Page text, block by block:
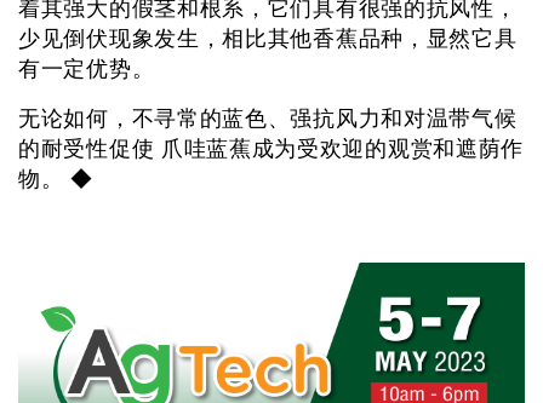
着其强大的假茎和根系，它们具有很强的抗风性，
少见倒伏现象发生，相比其他香蕉品种，显然它具
有一定优势。
无论如何，不寻常的蓝色、强抗风力和对温带气候
的耐受性促使 爪哇蓝蕉成为受欢迎的观赏和遮荫作
物。 ◆